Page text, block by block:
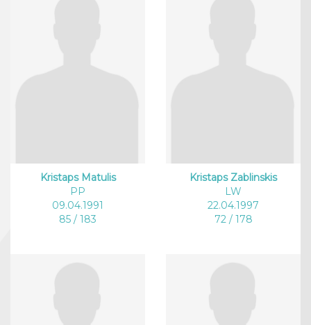
Kristaps Matulis
PP
09.04.1991
85 / 183
Kristaps Zablinskis
LW
22.04.1997
72 / 178